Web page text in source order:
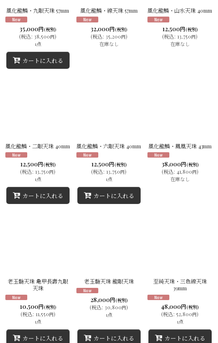
風化龍鱗・九眼天珠 57mm
35,000円 (税別)
(税込: 38,500円)
1点
カートに入れる
風化龍鱗・線天珠 57mm
32,000円 (税別)
(税込: 35,200円)
在庫なし
風化龍鱗・山水天珠 40mm
12,500円(税別)
(税込: 13,750円)
在庫なし
風化龍鱗・二眼天珠 40mm
12,500円(税別)
(税込: 13,750円 )
1点
カートに入れる
風化龍鱗・六眼天珠 40mm
12,500円(税別)
(税込: 13,750円 )
1点
カートに入れる
風化龍鱗・鳳凰天珠 43mm
38,000円(税別)
(税込: 41,800円)
在庫なし
老玉髄天珠 亀甲長壽九眼
天珠
10,500円(税別)
(税込: 11,550円)
1点
カートに入れる
老玉髄天珠 龍眼天珠
28,000円(税別)
(税込: 30,800円)
1点
カートに入れる
至純天珠・三色線天珠
39mm
48,000円 (税別)
(税込: 52,800円)
1点
カートに入れる